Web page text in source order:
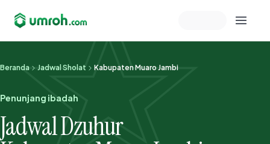
Memeriksa sesi akun
Beranda Jadwal Sholat Kabupaten Muaro Jambi
Penunjang ibadah
Jadwal Dzuhur